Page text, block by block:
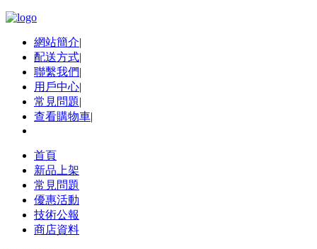
網站簡介|
配送方式|
聯繫我們|
用戶中心|
常見問題|
查看購物車|
首頁
新品上架
常見問題
優惠活動
技術公報
商店資料